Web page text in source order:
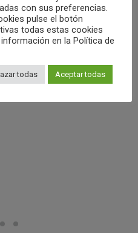
05
Castelló
con sus preferencias.
pulse el botón
todas estas cookies
en la Política de
todas Aceptar todas